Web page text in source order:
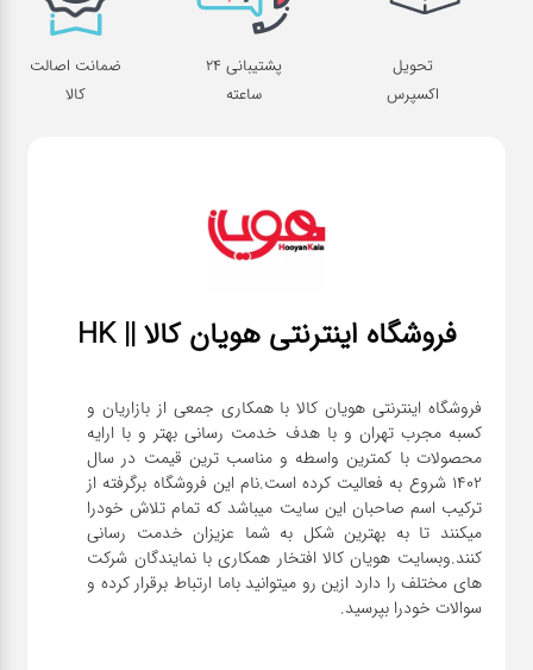
تحویل
اکسپرس
پشتیبانی 24
ساعته
ضمانت اصالت
کالا
فروشگاه اینترنتی هویان کالا || HK
فروشگاه اینترنتی هویان کالا با همکاری جمعی از بازاریان و
کسبه مجرب تهران و با هدف خدمت رسانی بهتر و با ارایه
محصولات با کمترین واسطه و مناسب ترین قیمت در سال
1402 شروع به فعالیت کرده است.نام این فروشگاه برگرفته از
ترکیب اسم صاحبان این سایت میباشد که تمام تلاش خودرا
میکنند تا به بهترین شکل به شما عزیزان خدمت رسانی
کنند.وبسایت هویان کالا افتخار همکاری با نمایندگان شرکت
های مختلف را دارد ازین رو میتوانید باما ارتباط برقرار کرده و
سوالات خودرا بپرسید.